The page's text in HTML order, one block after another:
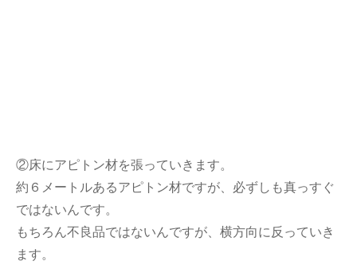
②床にアピトン材を張っていきます。
約６メートルあるアピトン材ですが、必ずしも真っすぐ
ではないんです。
もちろん不良品ではないんですが、横方向に反っていき
ます。